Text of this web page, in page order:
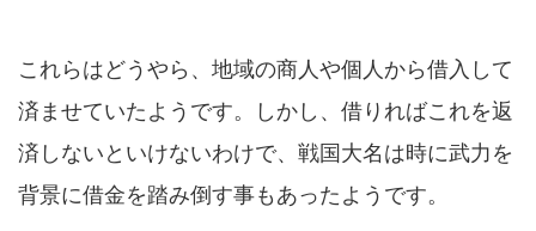
これらはどうやら、地域の商人や個人から借入して
済ませていたようです。しかし、借りればこれを返
済しないといけないわけで、戦国大名は時に武力を
背景に借金を踏み倒す事もあったようです。